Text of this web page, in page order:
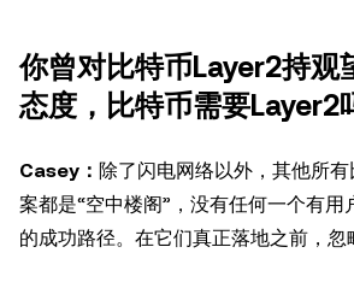
你曾对比特币Layer2持观
态度，比特币需要Layer2
Casey： 除了闪电网络以外，其他所
案都是“空中楼阁”，没有任何一个有用
的成功路径。在它们真正落地之前，忽